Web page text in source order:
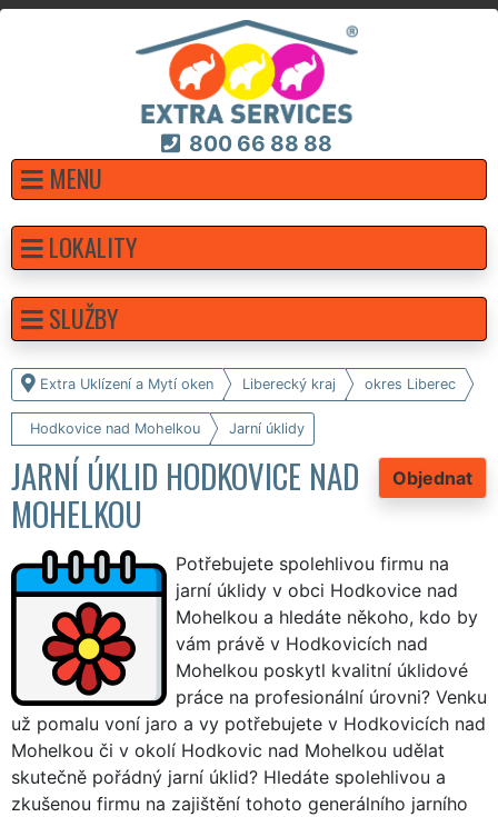
800 66 88 88
MENU
Extra Uklízení a Mytí oken Liberecký kraj okres Liberec
Hodkovice nad Mohelkou Jarní úklidy
Objednat
JARNÍ ÚKLID HODKOVICE NAD
MOHELKOU
Potřebujete spolehlivou firmu na
jarní úklidy v obci Hodkovice nad
Mohelkou a hledáte někoho, kdo by
vám právě v Hodkovicích nad
Mohelkou poskytl kvalitní úklidové
práce na profesionální úrovni? Venku
už pomalu voní jaro a vy potřebujete v Hodkovicích nad
Mohelkou či v okolí Hodkovic nad Mohelkou udělat
skutečně pořádný jarní úklid? Hledáte spolehlivou a
zkušenou firmu na zajištění tohoto generálního jarního
LOKALITY
SLUŽBY